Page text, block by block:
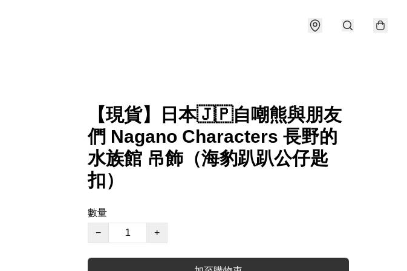
【現貨】日本🇯🇵自嘲熊與朋友
們 Nagano Characters 長野的
水族館 吊飾（海豹趴趴公仔匙
扣）
數量
−
+